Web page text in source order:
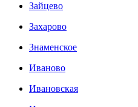
Зайцево
Захарово
Знаменское
Иваново
Ивановская